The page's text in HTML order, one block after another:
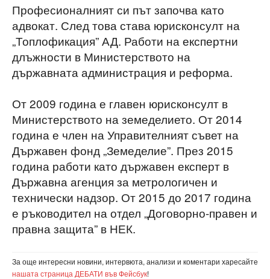
Професионалният си път започва като
адвокат. След това става юрисконсулт на
„Топлофикация” АД. Работи на експертни
длъжности в Министерството на
държавната администрация и реформа.
От 2009 година е главен юрисконсулт в
Министерството на земеделието. От 2014
година е член на Управителният съвет на
Държавен фонд „Земеделие”. През 2015
година работи като държавен експерт в
Държавна агенция за метрологичен и
технически надзор. От 2015 до 2017 година
е ръководител на отдел „Договорно-правен и
правна защита” в НЕК.
За още интересни новини, интервюта, анализи и коментари харесайте
нашата страница ДЕБАТИ във Фейсбук!